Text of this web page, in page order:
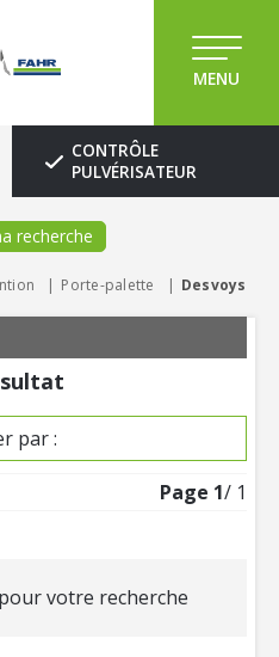
MENU
CONTRÔLE
PULVÉRISATEUR
recherche
Porte-palette Desvoys
par :
Page 1/ 1
votre recherche